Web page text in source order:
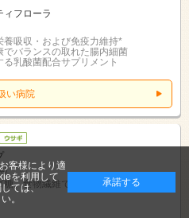
フローラ
養吸収・および免疫力維持*
でバランスの取れた腸内細菌
る乳酸菌配合サプリメント
い病院
)
糖、食物繊維でおなかサポー
客様により適
を利用して
ては、
。
承諾する